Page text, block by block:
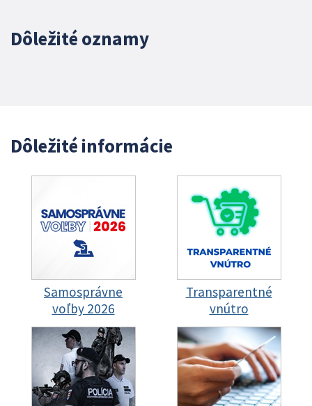
Dôležité oznamy
Dôležité informácie
Samosprávne
voľby 2026
Transparentné
vnútro